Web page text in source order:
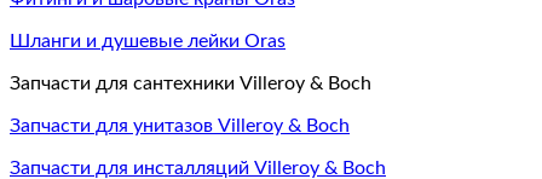
Шланги и душевые лейки Oras
Запчасти для сантехники Villeroy & Boch
Запчасти для унитазов Villeroy & Boch
Запчасти для инсталляций Villeroy & Boch